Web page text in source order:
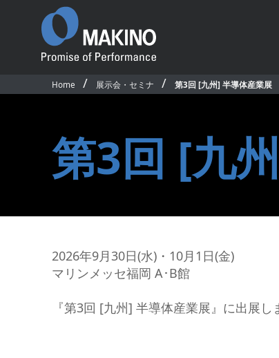
プロダクト
5軸制御横形マシニングセンタ
立形マシニングセンタ
5軸制御立形マシニングセンタ
グラファイト加工機
ソフトウェ
オペレーテ
アプリケー
Promise of
沿革
国内事業所・営業所
国内外関連会社
サステナビリティ
公的研究活動
求人情報
Home 展示会・セミナ 第3回 [九州] 半導体産業展
第3回 [九
2026年9月30日(水)・10月1日(金)
マリンメッセ福岡 A･B館
『第3回 [九州] 半導体産業展』に出展し